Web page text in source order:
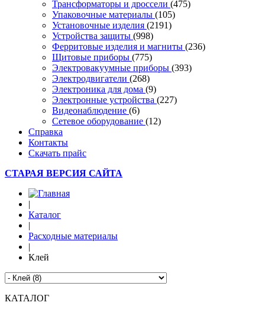
Трансформаторы и дроссели (475)
Упаковочные материалы (105)
Установочные изделия (2191)
Устройства защиты (998)
Ферритовые изделия и магниты (236)
Щитовые приборы (775)
Электровакуумные приборы (393)
Электродвигатели (268)
Электроника для дома (9)
Электронные устройства (227)
Видеонаблюдение (6)
Сетевое оборудование (12)
Справка
Контакты
Скачать прайс
СТАРАЯ ВЕРСИЯ САЙТА
|
Каталог
|
Расходные материалы
|
Клей
КАТАЛОГ